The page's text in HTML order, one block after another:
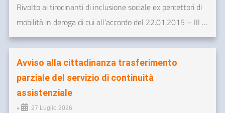
Rivolto ai tirocinanti di inclusione sociale ex percettori di
mobilità in deroga di cui all’accordo del 22.01.2015 – III …
Avviso alla cittadinanza trasferimento
parziale del servizio di continuità
assistenziale
• 27 Luglio 2026